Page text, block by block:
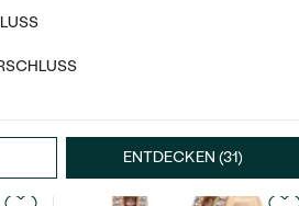
ENTDECKEN (31)
von € 1 789